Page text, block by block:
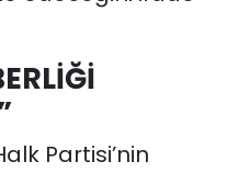
Partisi’nin